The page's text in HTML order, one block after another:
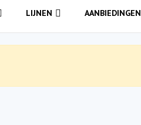
LIJNEN AANBIEDINGEN